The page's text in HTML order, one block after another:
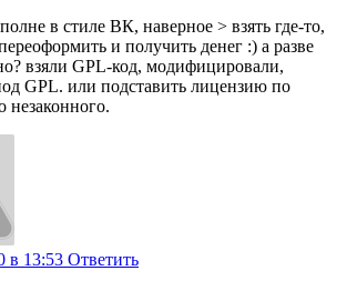
в стиле ВК, наверное > взять где-то,
и получить денег :) а разве
взяли GPL-код, модифицировали,
GPL. или подставить лицензию по
незаконного.
в 13:53 Ответить